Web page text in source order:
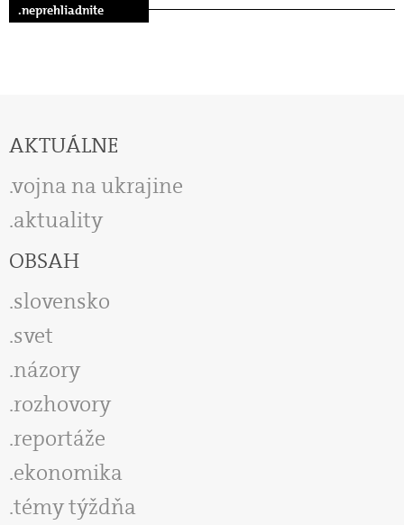
.neprehliadnite
AKTUÁLNE
vojna na ukrajine
aktuality
OBSAH
slovensko
svet
názory
rozhovory
reportáže
ekonomika
témy týždňa